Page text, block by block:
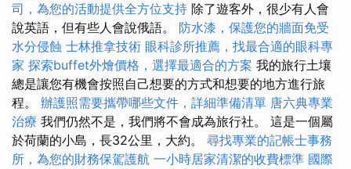
司，為您的活動提供全方位支持 除了遊客外，很少有人會
說英語，但有些人會說俄語。 防水漆，保護您的牆面免受
水分侵蝕 士林推拿技術 眼科診所推薦，找最合適的眼科專
家 探索buffet外燴價格，選擇最適合的方案 我的旅行土壤
總是讓您有機會按照自己想要的方式和想要的地方進行旅
程。 辦護照需要攜帶哪些文件，詳細準備清單 唐六典專業
治療 我們仍然不是，我們將不會成為旅行社。 這是一個屬
於荷蘭的小島，長32公里，大約。 尋找專業的記帳士事務
所，為您的財務保駕護航 一小時居家清潔的收費標準 國際